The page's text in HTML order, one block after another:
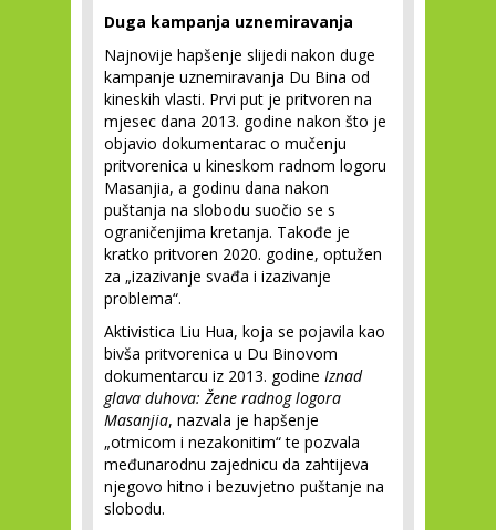
Duga kampanja uznemiravanja
Najnovije hapšenje slijedi nakon duge
kampanje uznemiravanja Du Bina od
kineskih vlasti. Prvi put je pritvoren na
mjesec dana 2013. godine nakon što je
objavio dokumentarac o mučenju
pritvorenica u kineskom radnom logoru
Masanjia, a godinu dana nakon
puštanja na slobodu suočio se s
ograničenjima kretanja. Takođe je
kratko pritvoren 2020. godine, optužen
za „izazivanje svađa i izazivanje
problema“.
Aktivistica Liu Hua, koja se pojavila kao
bivša pritvorenica u Du Binovom
dokumentarcu iz 2013. godine Iznad
glava duhova: Žene radnog logora
Masanjia, nazvala je hapšenje
„otmicom i nezakonitim“ te pozvala
međunarodnu zajednicu da zahtijeva
njegovo hitno i bezuvjetno puštanje na
slobodu.